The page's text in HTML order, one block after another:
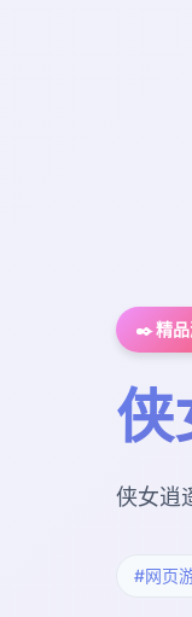
✒️ 精品
侠
侠女逍
#网页